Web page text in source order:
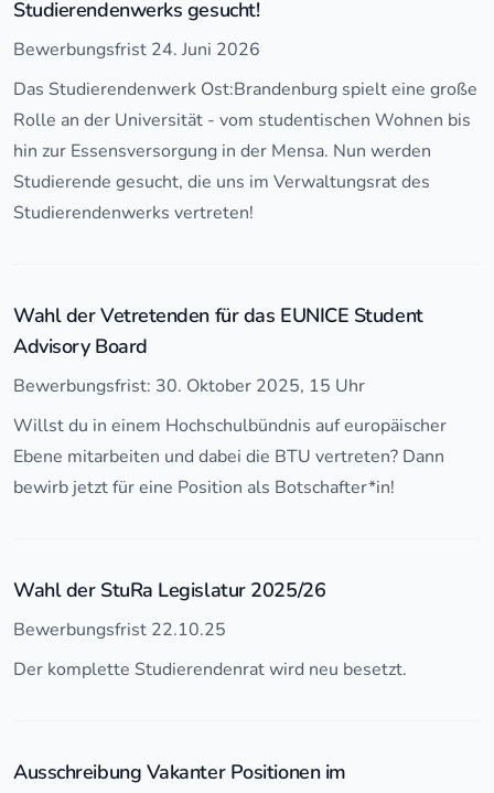
Studierendenwerks gesucht!
Bewerbungsfrist 24. Juni 2026
Das Studierendenwerk Ost:Brandenburg spielt eine große
Rolle an der Universität - vom studentischen Wohnen bis
hin zur Essensversorgung in der Mensa. Nun werden
Studierende gesucht, die uns im Verwaltungsrat des
Studierendenwerks vertreten!
Wahl der Vetretenden für das EUNICE Student
Advisory Board
Bewerbungsfrist: 30. Oktober 2025, 15 Uhr
Willst du in einem Hochschulbündnis auf europäischer
Ebene mitarbeiten und dabei die BTU vertreten? Dann
bewirb jetzt für eine Position als Botschafter*in!
Wahl der StuRa Legislatur 2025/26
Bewerbungsfrist 22.10.25
Der komplette Studierendenrat wird neu besetzt.
Ausschreibung Vakanter Positionen im